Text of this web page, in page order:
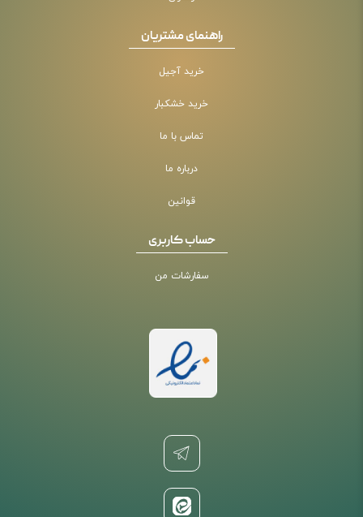
راهنمای مشتریان
خرید آجیل
خرید خشکبار
تماس با ما
درباره ما
قوانین
حساب کاربری
سفارشات من